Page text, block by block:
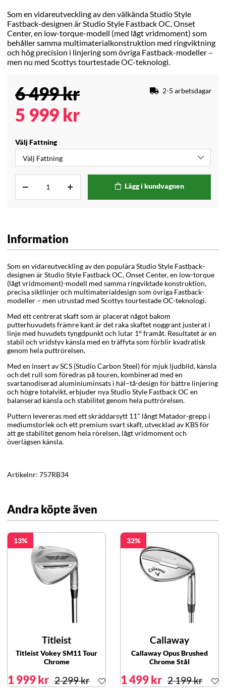
Som en vidareutveckling av den välkända Studio Style
Fastback-designen är Studio Style Fastback OC, Onset
Center, en low-torque-modell (med lågt vridmoment) som
behåller samma multimaterialkonstruktion med ringviktning
och hög precision i linjering som övriga Fastback-modeller –
men nu med Scottys tourtestade OC-teknologi.
6 499kr
5 999 kr
2-5 arbetsdagar
Välj Fattning
Lägg i kundvagnen
Information
Som en vidareutveckling av den populära Studio Style Fastback-
designen är Studio Style Fastback OC, Onset Center, en low-torque
(lågt vridmoment)-modell med samma ringviktade konstruktion,
precisa siktlinjer och multimaterialdesign som övriga Fastback-
modeller – men utrustad med Scottys tourtestade OC-teknologi.
Med ett centrerat skaft som är placerat något bakom
putterhuvudets främre kant är det raka skaftet noggrant justerat i
linje med huvudets tyngdpunkt och lutar 1° framåt. Resultatet är en
stabil och vridstyv känsla med en träffyta som förblir kvadratisk
genom hela puttrörelsen.
Med en insert av SCS (Studio Carbon Steel) för mjuk ljudbild, känsla
och det rull som föredras på touren, kombinerad med en
svartanodiserad aluminiuminsats i häl–tå-design för bättre linjering
och högre totalvikt, erbjuder nya Studio Style Fastback OC en
balanserad känsla och stabilitet genom hela puttrörelsen.
Puttern levereras med ett skräddarsytt 11" långt Matador-grepp i
mediumstorlek och ett premium svart skaft, utvecklad av KBS för
att ge stabilitet genom hela rörelsen, lågt vridmoment och
överlägsen känsla.
Artikelnr: 757RB34
Andra köpte även
13
Titleist
Titleist Vokey SM11 Tour
Chrome
1 999 kr 2 299 kr
32
Callaway
Callaway Opus Brushed
Chrome Stål
1 499 kr 2 199 kr